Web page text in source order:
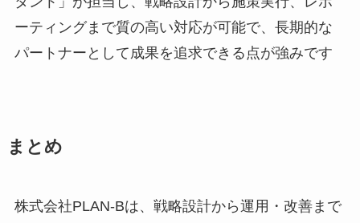
ーティングまで質の高い対応が可能で、長期的な
パートナーとして成果を追求できる点が強みです
まとめ
株式会社PLAN-Bは、戦略設計から運用・改善まで